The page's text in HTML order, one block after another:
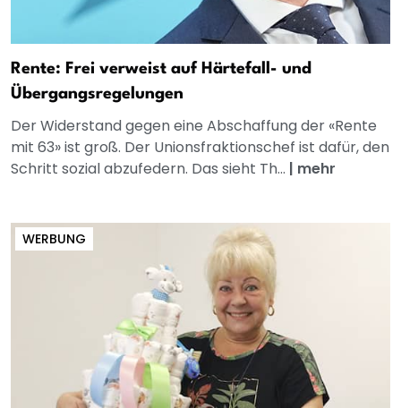
Rente: Frei verweist auf Härtefall- und
Übergangsregelungen
Der Widerstand gegen eine Abschaffung der «Rente
mit 63» ist groß. Der Unionsfraktionschef ist dafür, den
Schritt sozial abzufedern. Das sieht Th... | mehr
WERBUNG